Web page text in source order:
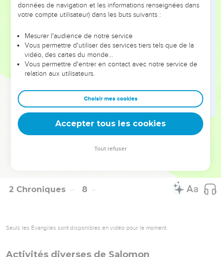
vous ai donnés, mais que vous allez servir d'autres dieux et
vous prosterner devant eux,
je vous arracherai de mon territoire, que je vous ai donné,
je rejetterai loin de moi cette maison, que j'ai consacrée en
l’honneur de mon nom, et j'en ferai un sujet de proverbe et
de raillerie parmi tous les peuples.
21
passera près de lui sera dans l'étonnement et dira : ‘Pourquoi
l'Eternel a-t-il traité de cette manière ce pays et ce temple ?’
Et l'on répondra : ‘C’est parce qu'ils ont abandonné
l'Eternel, le Dieu de leurs ancêtres, qui les avait fait sortir
d'Egypte, parce qu'ils se sont attachés à d'autres dieux, se
2 Chroniques 8
Seuls les Évangiles sont disponibles en vidéo pour le moment.
Activités diverses de Salomon
données de navigation et les informations renseignées dans
votre compte utilisateur) dans les buts suivants :
Mesurer l'audience de notre service
Vous permettre d'utiliser des services tiers tels que de la
vidéo, des cartes du monde…
Vous permettre d'entrer en contact avec notre service de
relation aux utilisateurs.
Choisir mes cookies
Accepter tous les cookies
Tout refuser